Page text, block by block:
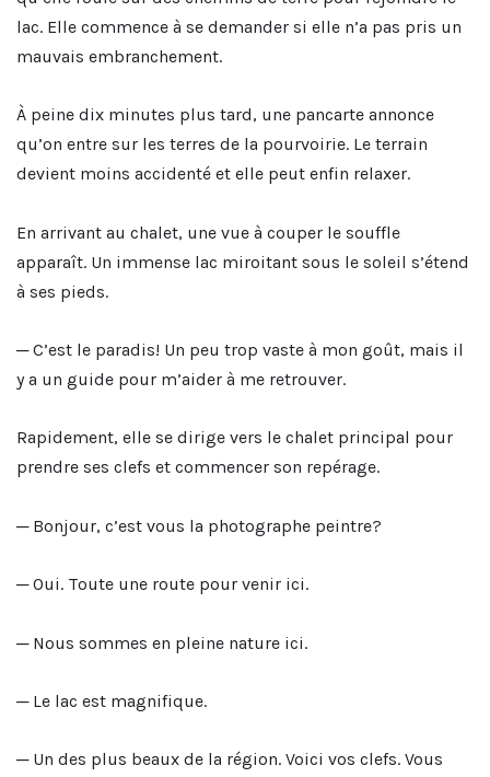
lac. Elle commence à se demander si elle n’a pas pris un
mauvais embranchement.
À peine dix minutes plus tard, une pancarte annonce
qu’on entre sur les terres de la pourvoirie. Le terrain
devient moins accidenté et elle peut enfin relaxer.
En arrivant au chalet, une vue à couper le souffle
apparaît. Un immense lac miroitant sous le soleil s’étend
à ses pieds.
─ C’est le paradis! Un peu trop vaste à mon goût, mais il
y a un guide pour m’aider à me retrouver.
Rapidement, elle se dirige vers le chalet principal pour
prendre ses clefs et commencer son repérage.
─ Bonjour, c’est vous la photographe peintre?
─ Oui. Toute une route pour venir ici.
─ Nous sommes en pleine nature ici.
─ Le lac est magnifique.
─ Un des plus beaux de la région. Voici vos clefs. Vous